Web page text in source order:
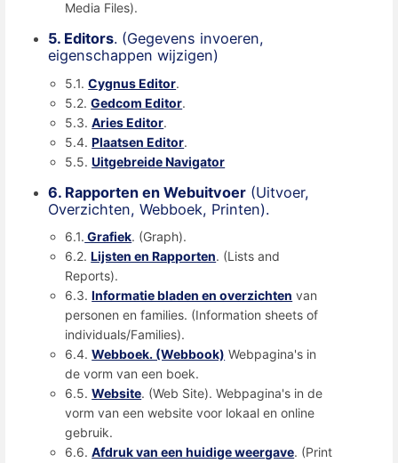
Media Files).
5. Editors. (Gegevens invoeren,
eigenschappen wijzigen)
5.1.Cygnus Editor.
5.2.Gedcom Editor.
5.3.Aries Editor.
5.4.Plaatsen Editor.
5.5.Uitgebreide Navigator
6. Rapporten en Webuitvoer (Uitvoer,
Overzichten, Webboek, Printen).
6.1. Grafiek. (Graph).
6.2.Lijsten en Rapporten. (Lists and
Reports).
6.3.Informatie bladen en overzichten van
personen en families. (Information sheets of
individuals/Families).
6.4.Webboek. (Webbook) Webpagina's in
de vorm van een boek.
6.5.Website. (Web Site). Webpagina's in de
vorm van een website voor lokaal en online
gebruik.
6.6.Afdruk van een huidige weergave. (Print